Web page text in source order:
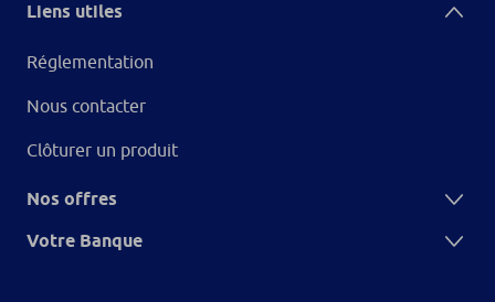
Liens utiles
Réglementation
Nous contacter
Clôturer un produit
Nos offres
Votre Banque